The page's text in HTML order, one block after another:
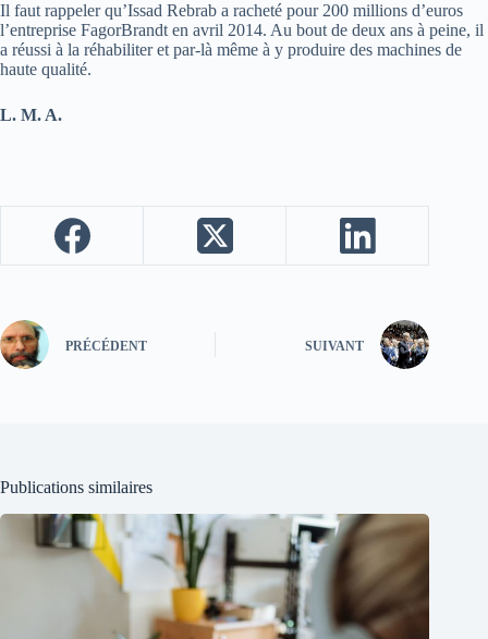
Il faut rappeler qu’Issad Rebrab a racheté pour 200 millions d’euros
l’entreprise FagorBrandt en avril 2014. Au bout de deux ans à peine, il
a réussi à la réhabiliter et par-là même à y produire des machines de
haute qualité.
L. M. A.
PRÉCÉDENT SUIVANT
Publications similaires